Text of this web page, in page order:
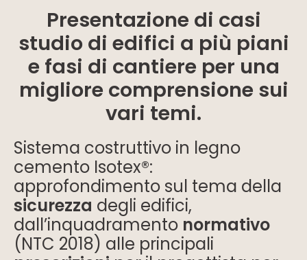
Presentazione di casi
studio di edifici a più piani
e fasi di cantiere per una
migliore comprensione sui
vari temi.
Sistema costruttivo in legno
cemento Isotex®:
approfondimento sul tema della
sicurezza degli edifici,
dall’inquadramento normativo
(NTC 2018) alle principali